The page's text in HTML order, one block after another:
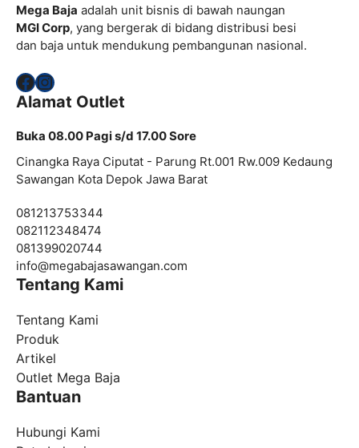
Mega Baja adalah unit bisnis di bawah naungan
MGI Corp, yang bergerak di bidang distribusi besi
dan baja untuk mendukung pembangunan nasional.
Facebook
Instagram
Alamat Outlet
Buka 08.00 Pagi s/d 17.00 Sore
Cinangka Raya Ciputat - Parung Rt.001 Rw.009 Kedaung
Sawangan Kota Depok Jawa Barat
081213753344
082112348474
081399020744
info@megabajasawangan.com
Tentang Kami
Tentang Kami
Produk
Artikel
Outlet Mega Baja
Bantuan
Hubungi Kami